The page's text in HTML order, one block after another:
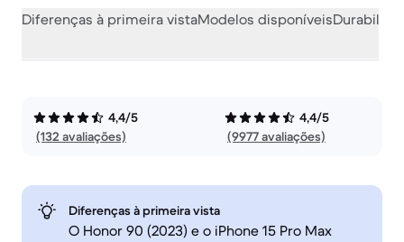
Diferenças à primeira vistaModelos disponíveis
4,4/5
(132 avaliações)
4,4/5
(9977 avaliações)
Diferenças à primeira vista
O Honor 90 (2023) e o iPhone 15 Pro Max